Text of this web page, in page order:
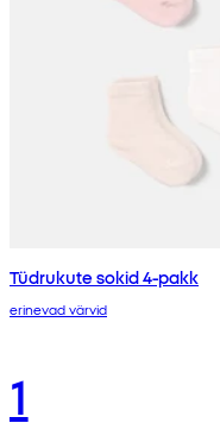
Tüdrukute sokid 4-pakk
erinevad värvid
1